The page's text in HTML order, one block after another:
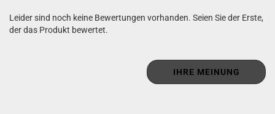
Leider sind noch keine Bewertungen vorhanden. Seien Sie der Erste,
der das Produkt bewertet.
IHRE MEINUNG